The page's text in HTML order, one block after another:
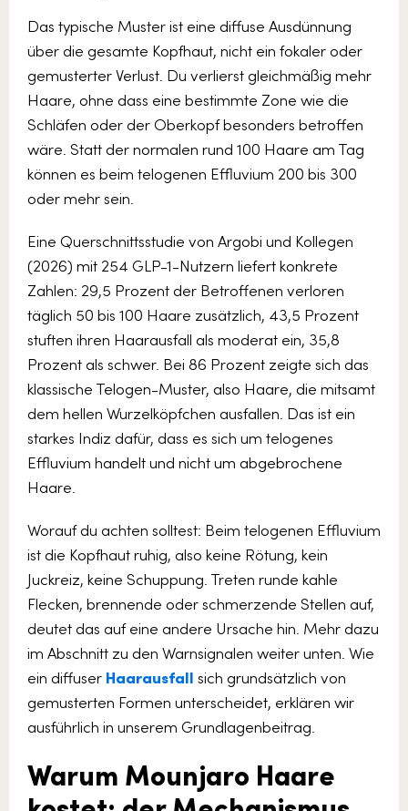
Das typische Muster ist eine diffuse Ausdünnung
über die gesamte Kopfhaut, nicht ein fokaler oder
gemusterter Verlust. Du verlierst gleichmäßig mehr
Haare, ohne dass eine bestimmte Zone wie die
Schläfen oder der Oberkopf besonders betroffen
wäre. Statt der normalen rund 100 Haare am Tag
können es beim telogenen Effluvium 200 bis 300
oder mehr sein.
Eine Querschnittsstudie von Argobi und Kollegen
(2026) mit 254 GLP-1-Nutzern liefert konkrete
Zahlen: 29,5 Prozent der Betroffenen verloren
täglich 50 bis 100 Haare zusätzlich, 43,5 Prozent
stuften ihren Haarausfall als moderat ein, 35,8
Prozent als schwer. Bei 86 Prozent zeigte sich das
klassische Telogen-Muster, also Haare, die mitsamt
dem hellen Wurzelköpfchen ausfallen. Das ist ein
starkes Indiz dafür, dass es sich um telogenes
Effluvium handelt und nicht um abgebrochene
Haare.
Worauf du achten solltest: Beim telogenen Effluvium
ist die Kopfhaut ruhig, also keine Rötung, kein
Juckreiz, keine Schuppung. Treten runde kahle
Flecken, brennende oder schmerzende Stellen auf,
deutet das auf eine andere Ursache hin. Mehr dazu
im Abschnitt zu den Warnsignalen weiter unten. Wie
ein diffuser Haarausfall sich grundsätzlich von
gemusterten Formen unterscheidet, erklären wir
ausführlich in unserem Grundlagenbeitrag.
Warum Mounjaro Haare